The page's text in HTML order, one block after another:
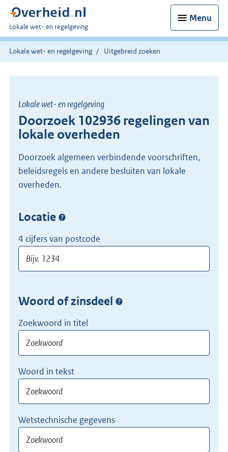
Menu
U
bent
hier:
Lokale wet- en regelgeving
Lokale wet- en regelgeving Uitgebreid zoeken
Doorzoek 102936 regelingen van
lokale overheden
Lokale wet- en regelgeving
Doorzoek algemeen verbindende voorschriften,
beleidsregels en andere besluiten van lokale
overheden.
Locatie
4 cijfers van postcode
Woord of zinsdeel
Zoekwoord in titel
Woord in tekst
Wetstechnische gegevens